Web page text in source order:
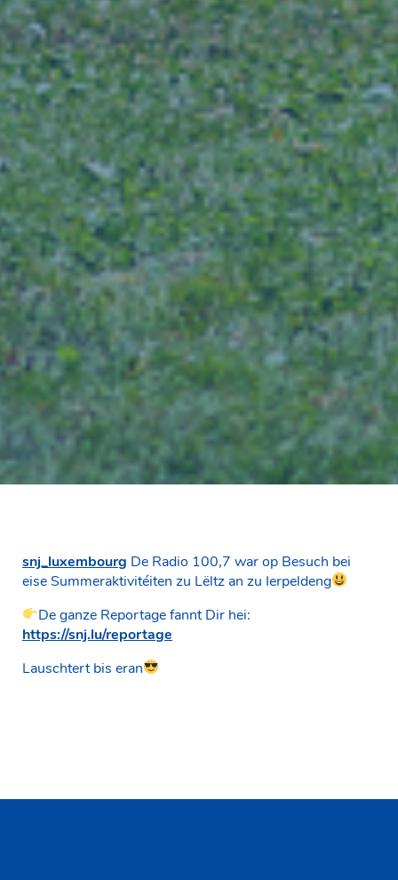
snj_luxembourg De Radio 100,7 war op Besuch bei
eise Summeraktivitéiten zu Lëltz an zu Ierpeldeng
De ganze Reportage fannt Dir hei:
https://snj.lu/reportage
Lauschtert bis eran